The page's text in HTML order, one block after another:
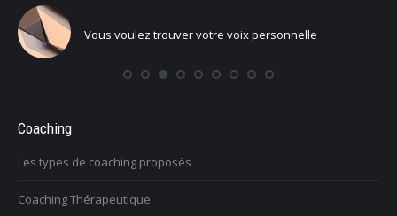
Vous voulez trouver votre voix personnelle
Coaching
Les types de coaching proposés
Coaching Thérapeutique